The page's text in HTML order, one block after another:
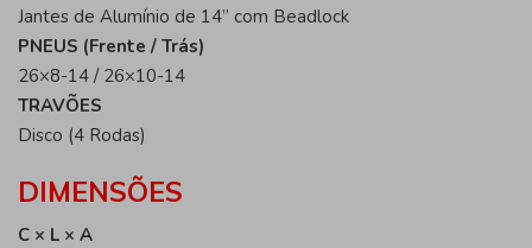
Jantes de Alumínio de 14” com Beadlock
PNEUS (Frente / Trás)
26×8-14 / 26×10-14
TRAVÕES
Disco (4 Rodas)
DIMENSÕES
C × L × A